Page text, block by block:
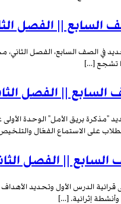
السابع || الفصل
في الصف السابع، الفصل
تشجع […]
السابع || الفصل
بريق الأمل" الوحدة
الطلاب على الاستماع الفعّال
|| الفصل
الدرس الأول وتحديد
إثرائية. […]